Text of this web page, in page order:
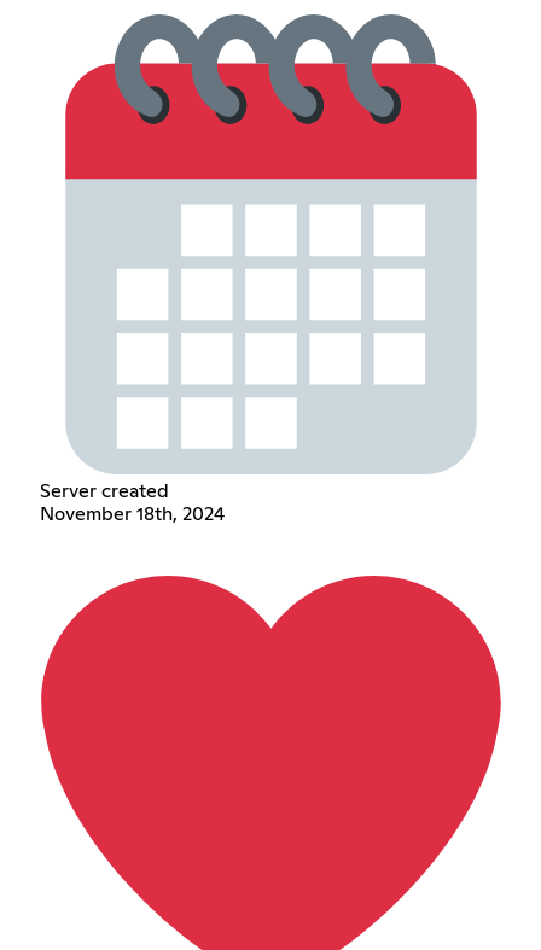
Server created
November 18th, 2024